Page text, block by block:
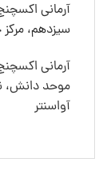
آرمانی
سیزدهم، مرکز
آرمانی
موحد دانش،
آواسنتر